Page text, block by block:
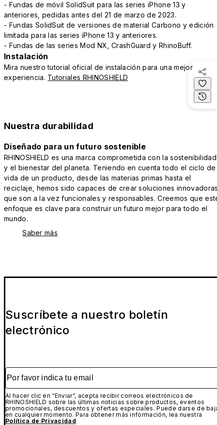
- Fundas de móvil SolidSuit para las series iPhone 13 y
anteriores, pedidas antes del 21 de marzo de 2023.
- Fundas SolidSuit de versiones de material Carbono y edición
limitada para las series iPhone 13 y anteriores.
- Fundas de las series Mod NX, CrashGuard y RhinoBuff.
Instalación
Mira nuestro tutorial oficial de instalación para una mejor
experiencia. Tutoriales RHINOSHIELD
Nuestra durabilidad
Diseñado para un futuro sostenible
RHINOSHIELD es una marca comprometida con la sostenibilidad
y el bienestar del planeta. Teniendo en cuenta todo el ciclo de
vida de un producto, desde las materias primas hasta el
reciclaje, hemos sido capaces de crear soluciones
que son a la vez funcionales y responsables. Creemos que
enfoque es clave para construir un futuro mejor para todo el
mundo.
Saber más
Suscríbete a nuestro boletín
electrónico
Por favor indica tu email
Al hacer clic en “Enviar”, acepta recibir correos electrónicos de
RHINOSHIELD sobre las últimas noticias sobre productos, eventos
promocionales, descuentos y ofertas especiales. Puede darse de
en cualquier momento. Para obtener más información, lea nuestra
Política de Privacidad